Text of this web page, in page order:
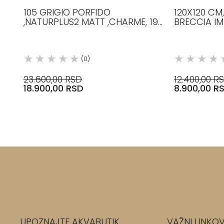
105 GRIGIO PORFIDO
,NATURPLUS2 MATT ,CHARME, 190
(0)
23.600,00 RSD
18.900,00 RSD
120X120
BRECCIA
12.400,00
8.900,00